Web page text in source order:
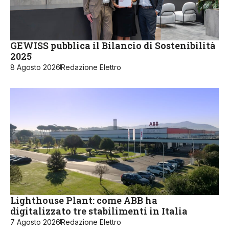
GEWISS pubblica il Bilancio di Sostenibilità
2025
8 Agosto 2026Redazione Elettro
Lighthouse Plant: come ABB ha
digitalizzato tre stabilimenti in Italia
7 Agosto 2026Redazione Elettro